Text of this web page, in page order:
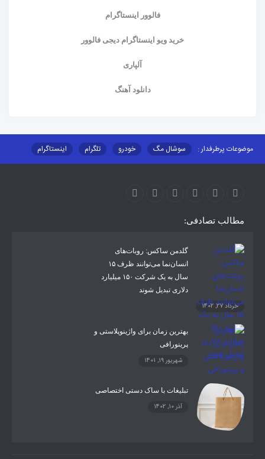
فالوور اینستاگرام
خرید ویو اینستاگرام دیجی فالوور
آلپاری
دانلود آهنگ
موضوعات پرطرفدار : سوشال مگ خودرو تلگرام
اینستاگرام
مطالب تصادفی:
گلدمن ساکس: روبات‌های
انسان‌نما می‌توانند ظرف ۱۵
سال به یک شرکت ۱۵۰ میلیارد
دلاری تبدیل شوند
خرداد 27, 1402
بهترین زمان برای واژینوپلاستی و
پرینورافی
شهریور 19, 1401
تبلیغات با ساک دستی اختصاصی
آذر 10, 1402